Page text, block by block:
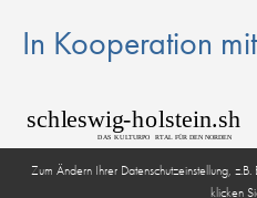
In Kooperation mit
schleswig-holstein.sh
D AS KULTURPO RTAL FÜR DEN NORDEN
Zum Ändern Ihrer Datenschutzeinstellung,
klicken